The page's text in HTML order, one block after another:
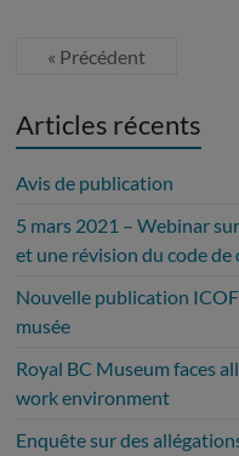
« Précédent
Articles récents
Avis de publication
5 mars 2021 – Webinar
et une révision du code
Nouvelle publication
musée
Royal BC Museum faces
work environment
Enquête sur des